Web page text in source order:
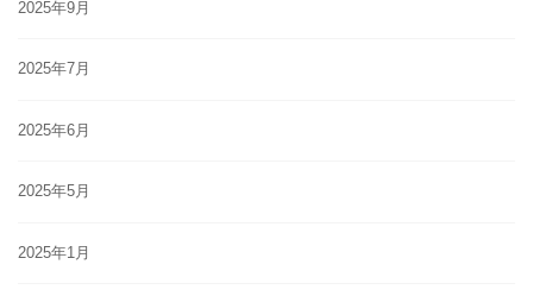
2025年9月
2025年7月
2025年6月
2025年5月
2025年1月